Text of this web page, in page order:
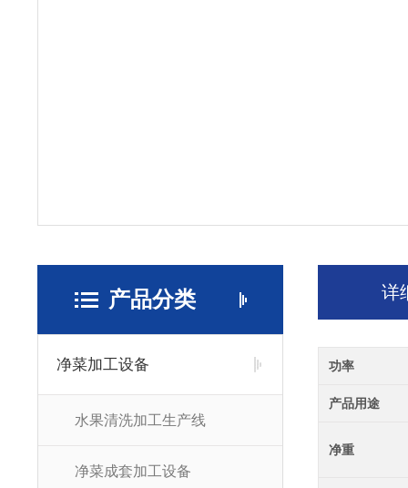
产品分类
净菜加工设备
水果清洗加工生产线
净菜成套加工设备
详
功率
产品用途
净重